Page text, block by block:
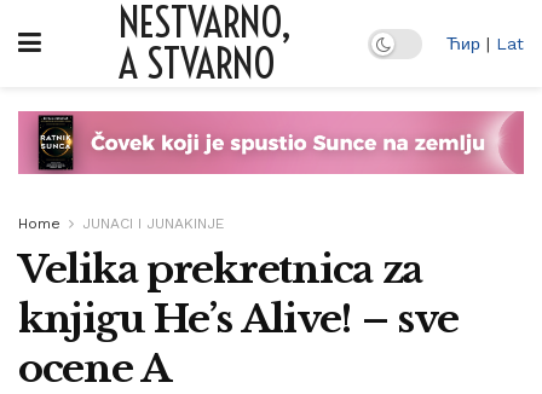
NESTVARNO,
A STVARNO Ћир | Lat
Home JUNACI I JUNAKINJE
Velika prekretnica za
knjigu He’s Alive! – sve
ocene A